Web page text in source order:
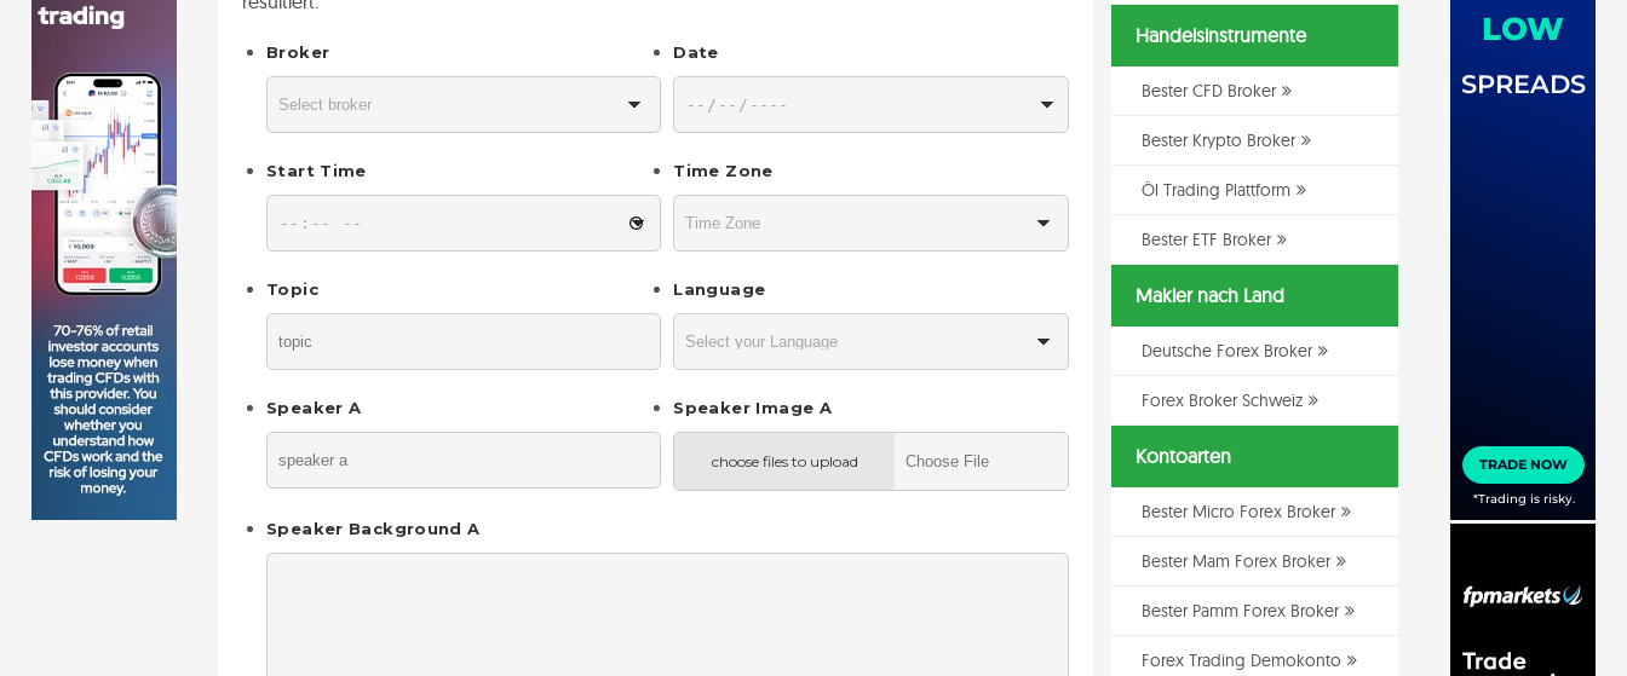
Broker Date
Start Time Time Zone
Topic Language
Speaker A Speaker Image A
choose files to upload
Speaker Background A
Handelsinstrumente
Bester CFD Broker
Bester Krypto Broker
Öl Trading Plattform
Bester ETF Broker
Makler nach Land
Deutsche Forex Broker
Forex Broker Schweiz
Kontoarten
Bester Micro Forex Broker
Bester Mam Forex Broker
Bester Pamm Forex Broker
Forex Trading Demokonto